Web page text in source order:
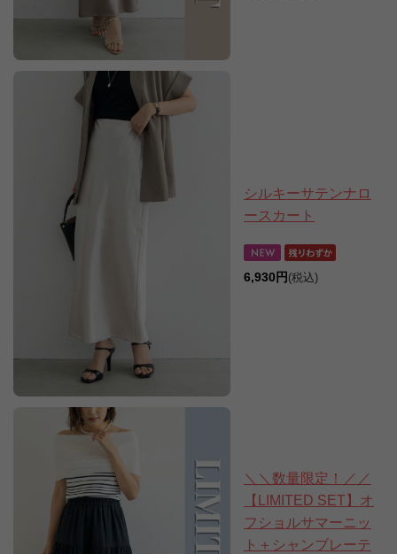
シルキーサテンナロ
ースカート
6,930円 (税込)
＼＼数量限定！／／
【LIMITED SET】オ
フショルサマーニッ
ト＋シャンブレーテ